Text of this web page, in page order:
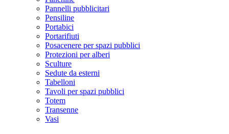
Pannelli pubblicitari
Pensiline
Portabici
Portarifiuti
Posacenere per spazi pubblici
Protezioni per alberi
Sculture
Sedute da esterni
Tabelloni
Tavoli per spazi pubblici
Totem
Transenne
Vasi